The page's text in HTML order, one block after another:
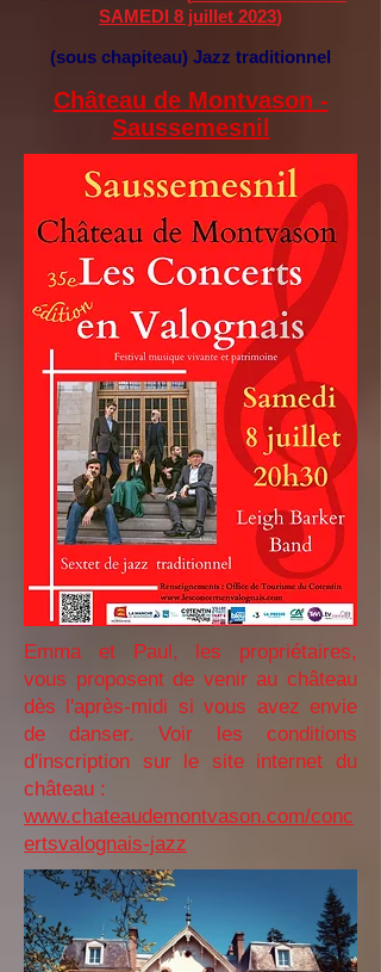
SAMEDI 8 juillet 2023)
(sous chapiteau) Jazz traditionnel
Château de Montvason -
Saussemesnil
Emma et Paul, les propriétaires,
vous proposent de venir au château
dès l'après-midi si vous avez envie
de danser. Voir les conditions
d'inscription sur le site internet du
château :
www.chateaudemontvason.com/conc
ertsvalognais-jazz